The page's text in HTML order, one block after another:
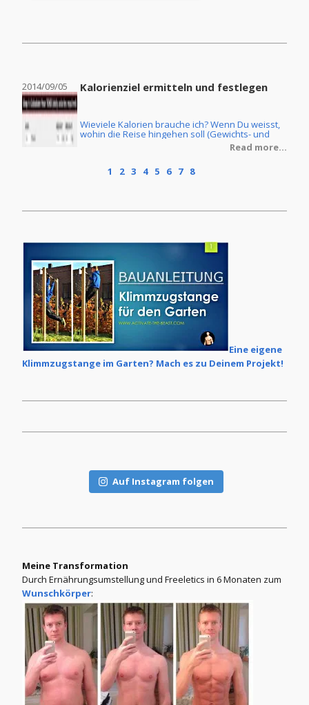
2014/09/05 Kalorienziel ermitteln und festlegen
Wieviele Kalorien brauche ich? Wenn Du weisst,
wohin die Reise hingehen soll (Gewichts- und
Körperfettreduzierung oder Masseaufbau) und
Du ebenfalls die Ernährungsform Deiner Wahl
Frage, wie Du denn Dein individuelles
Read more...
1 2 3 4 5 6 7 8
Eine eigene
Klimmzugstange im Garten? Mach es zu Deinem Projekt!
Auf Instagram folgen
Meine Transformation
Durch Ernährungsumstellung und Freeletics in 6 Monaten zum
Wunschkörper: